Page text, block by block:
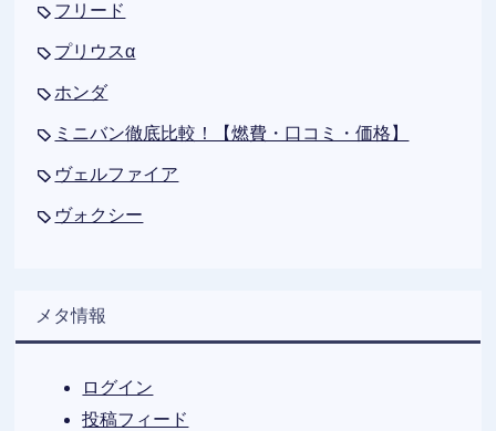
フリード
プリウスα
ホンダ
ミニバン徹底比較！【燃費・口コミ・価格】
ヴェルファイア
ヴォクシー
メタ情報
ログイン
投稿フィード